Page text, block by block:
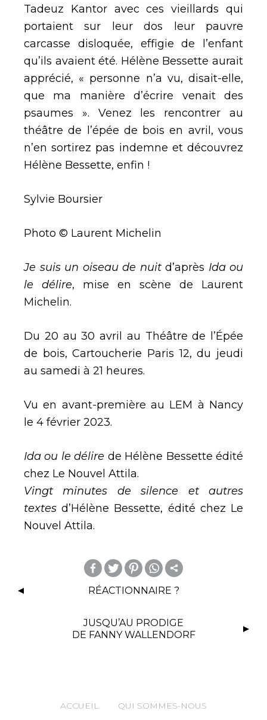
Tadeuz Kantor avec ces vieillards qui
portaient sur leur dos leur pauvre
carcasse disloquée, effigie de l’enfant
qu’ils avaient été. Hélène Bessette aurait
apprécié, « personne n’a vu, disait-elle,
que ma manière d’écrire venait des
psaumes ». Venez les rencontrer au
théâtre de l’épée de bois en avril, vous
n’en sortirez pas indemne et découvrez
Hélène Bessette, enfin !
Sylvie Boursier
Photo © Laurent Michelin
Je suis un oiseau de nuitd’après Ida ou
le délire, mise en scène de Laurent
Michelin.
Du 20 au 30 avril au Théâtre de l’Épée
de bois, Cartoucherie Paris 12, du jeudi
au samedi à 21 heures.
Vu en avant-première au LEM à Nancy
le 4 février 2023.
Ida ou le délire de Hélène Bessette édité
chez Le Nouvel Attila.
Vingt minutes de silence et autres
textes d’Hélène Bessette, édité chez Le
Nouvel Attila.
m
e
RÉACTIONNAIRE ?
JUSQU’AU PRODIGE
DE FANNY WALLENDORF
ACCUEIL QUI SOMMES-NOUS